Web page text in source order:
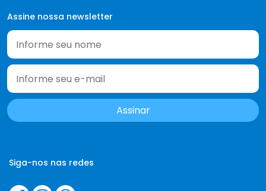
Assine nossa newsletter
Siga-nos nas redes